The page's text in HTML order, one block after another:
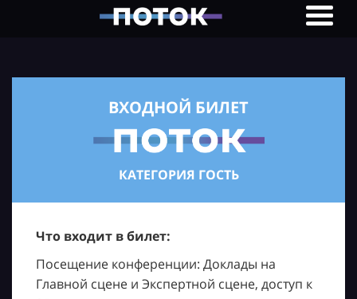
ВХОДНОЙ БИЛЕТ
КАТЕГОРИЯ ГОСТЬ
Что входит в билет:
Посещение конференции: Доклады на
Главной сцене и Экспертной сцене, доступ к